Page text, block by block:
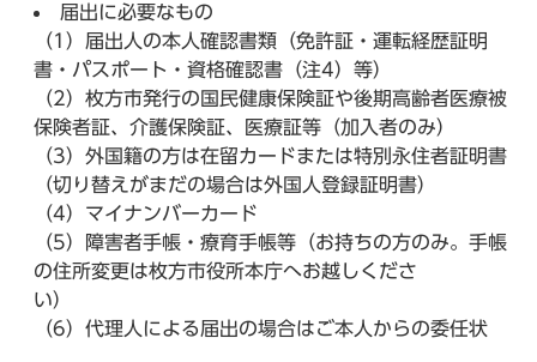
届出に必要なもの
（1）届出人の本人確認書類（免許証・運転経歴証明
書・パスポート・資格確認書（注4）等）
（2）枚方市発行の国民健康保険証や後期高齢者医療被
保険者証、介護保険証、医療証等（加入者のみ）
（3）外国籍の方は在留カードまたは特別永住者証明書
（切り替えがまだの場合は外国人登録証明書）
（4）マイナンバーカード
（5）障害者手帳・療育手帳等（お持ちの方のみ。手帳
の住所変更は枚方市役所本庁へお越しくださ
（6）代理人による届出の場合はご本人からの委任状